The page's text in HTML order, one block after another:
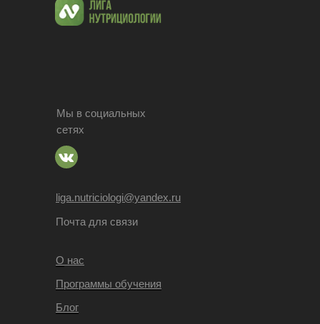
Программы обучения
О нас
Мы в социальных
сетях
Блог
Почта для связи
liga.nutriciologi@yandex.ru